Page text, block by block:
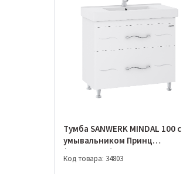
Тумба SANWERK MINDAL 100 с
умывальником Принц
(MV0000430)
Код товара: 34803